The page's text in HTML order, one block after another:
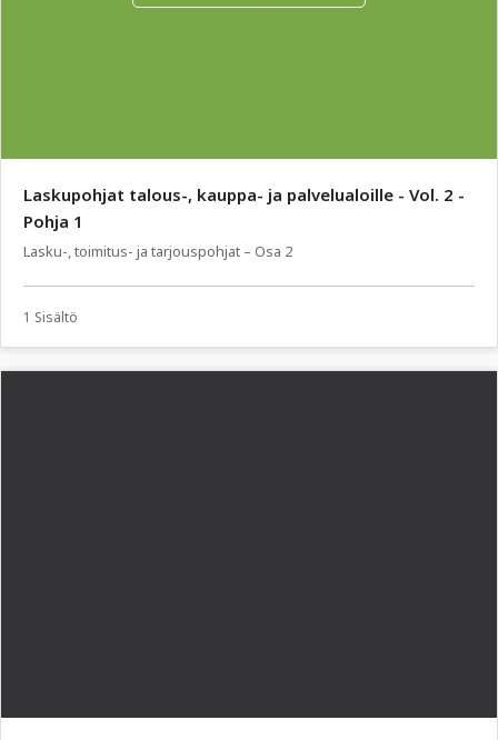
Laskupohjat talous-, kauppa- ja palvelualoille - Vol. 2 -
Pohja 1
Lasku-, toimitus- ja tarjouspohjat – Osa 2
1 Sisältö